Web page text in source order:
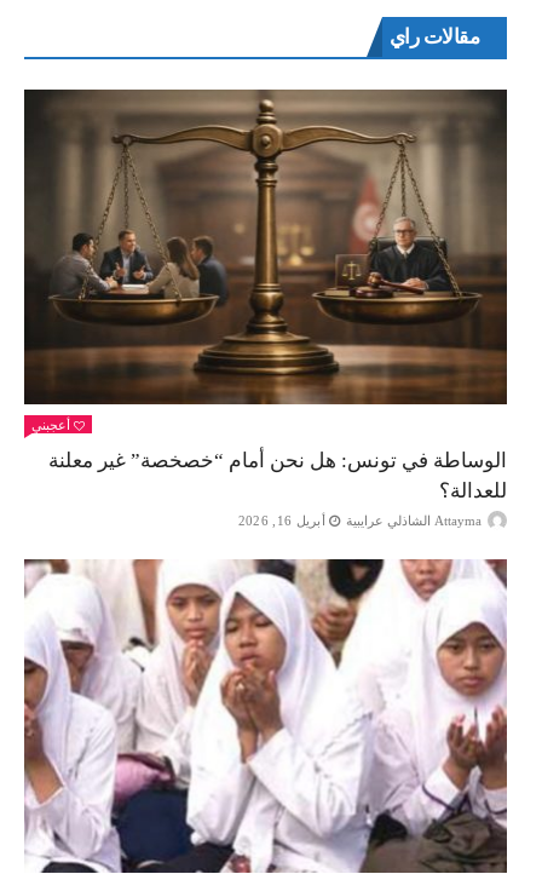
مقالات راي
أعجبني
الوساطة في تونس: هل نحن أمام “خصخصة” غير معلنة
للعدالة؟
Attayma الشاذلي عرايبية أبريل 16, 2026